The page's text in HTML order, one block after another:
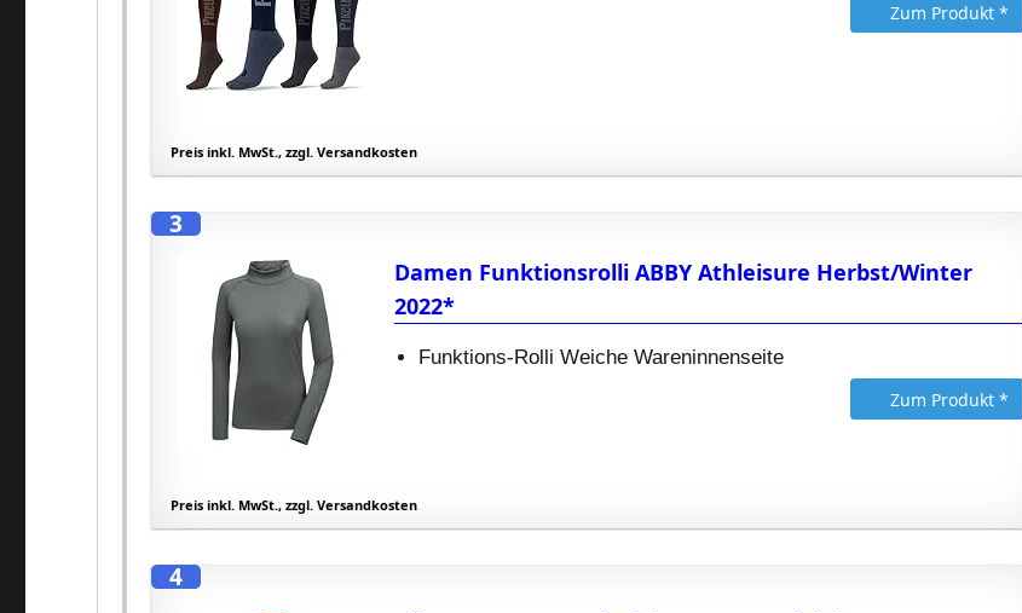
Zum Produkt *
Preis inkl. MwSt., zzgl. Versandkosten
3
Damen Funktionsrolli ABBY Athleisure Herbst/Winter
2022*
Funktions-Rolli Weiche Wareninnenseite
Zum Produkt *
Preis inkl. MwSt., zzgl. Versandkosten
4